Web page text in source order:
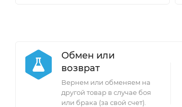
Обмен или
возврат
Вернем или обменяем на
другой товар в случае боя
или брака (за свой счет).